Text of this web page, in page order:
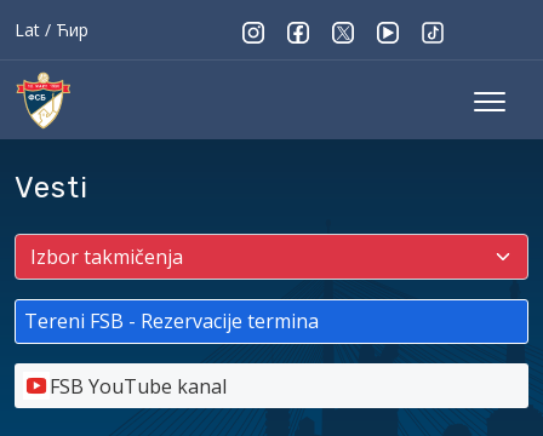
Lat / Ћир
Vesti
Tereni FSB - Rezervacije termina
FSB YouTube kanal